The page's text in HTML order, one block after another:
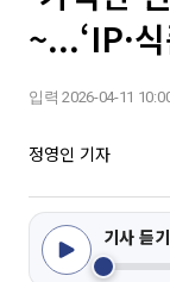
~...‘IP·
입력 2026-04-11
정영인 기자
기사 듣기